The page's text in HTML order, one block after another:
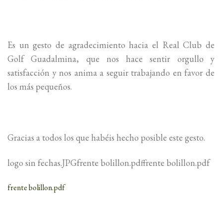
Es un gesto de agradecimiento hacia el Real Club de
Golf Guadalmina, que nos hace sentir orgullo y
satisfacción y nos anima a seguir trabajando en favor de
los más pequeños.
Gracias a todos los que habéis hecho posible este gesto.
logo sin fechas.JPGfrente bolillon.pdffrente bolillon.pdf
frente bolillon.pdf